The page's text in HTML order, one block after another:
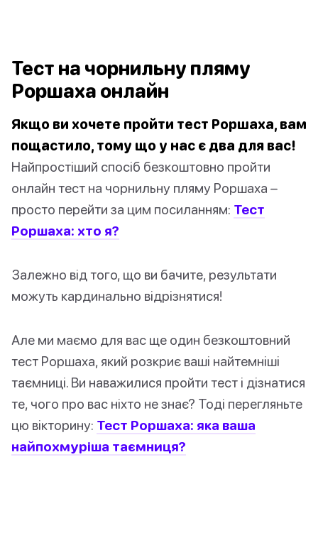
Тест на чорнильну пляму
Роршаха онлайн
Якщо ви хочете пройти тест Роршаха, вам
пощастило, тому що у нас є два для вас!
Найпростіший спосіб безкоштовно пройти
онлайн тест на чорнильну пляму Роршаха –
просто перейти за цим посиланням: Тест
Роршаха: хто я?
Залежно від того, що ви бачите, результати
можуть кардинально відрізнятися!
Але ми маємо для вас ще один безкоштовний
тест Роршаха, який розкриє ваші найтемніші
таємниці. Ви наважилися пройти тест і дізнатися
те, чого про вас ніхто не знає? Тоді перегляньте
цю вікторину: Тест Роршаха: яка ваша
найпохмуріша таємниця?